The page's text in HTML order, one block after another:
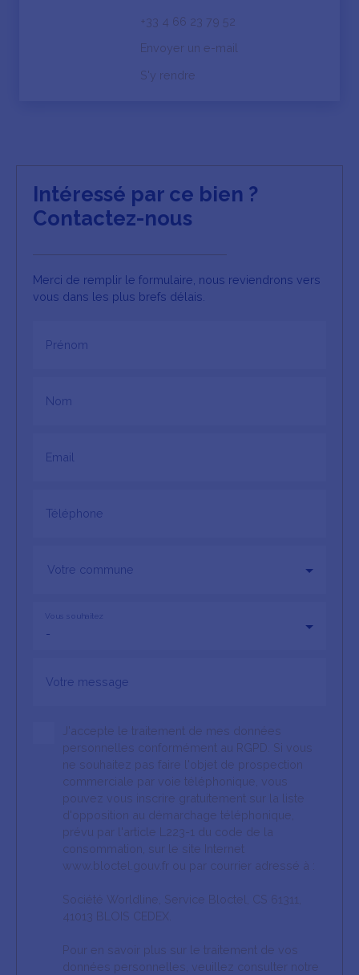
+33 4 66 23 79 52
Envoyer un e-mail
S'y rendre
Intéressé par ce bien ?
Contactez-nous
Merci de remplir le formulaire, nous reviendrons vers
vous dans les plus brefs délais.
Prénom
Nom
Email
Téléphone
Votre commune
-
Vous souhaitez
Votre message
J'accepte le traitement de mes données
personnelles conformément au RGPD. Si vous
ne souhaitez pas faire l'objet de prospection
commerciale par voie téléphonique, vous
pouvez vous inscrire gratuitement sur la liste
d'opposition au démarchage téléphonique,
prévu par l'article L223-1 du code de la
consommation, sur le site Internet
www.bloctel.gouv.fr ou par courrier adressé à :
Société Worldline, Service Bloctel, CS 61311,
41013 BLOIS CEDEX.
Pour en savoir plus sur le traitement de vos
données personnelles, veuillez consulter notre